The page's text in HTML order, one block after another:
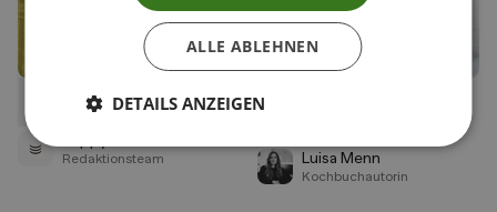
Zucchiniblüten-Quiche
Redaktionsteam
Gnocchi mit Lachs und
Luisa Menn
Kochbuchautorin
ALLE ABLEHNEN
DETAILS ANZEIGEN